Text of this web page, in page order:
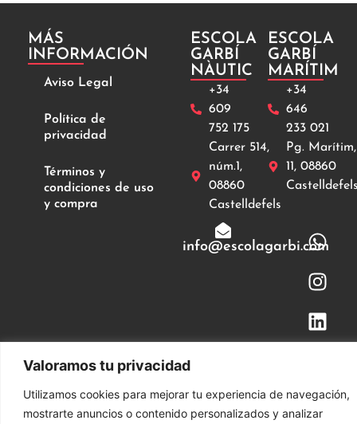
Valoramos tu privacidad
Utilizamos cookies para mejorar tu experiencia de navegación,
mostrarte anuncios o contenido personalizados y analizar
MÁS
INFORMACIÓN
Aviso Legal
Política de
privacidad
Términos y
condiciones de uso
y compra
ESCOLA
GARBÍ
NÀUTIC
+34
609
752 175
Carrer 514,
núm.1,
08860
Castelldefels
ESCOLA
GARBÍ
MARÍTIM
+34
646
233 021
Pg. Marítim,
11, 08860
info@escolagarbi.com
derechos reservados